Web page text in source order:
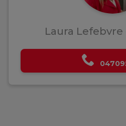
Laura Lefebvre